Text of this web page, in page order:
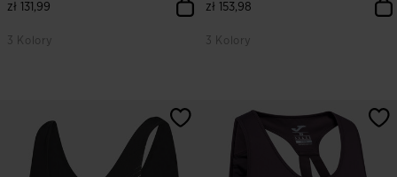
zł 131,99
3 Kolory
zł 153,98
3 Kolory
4 z 5 ocen klientów